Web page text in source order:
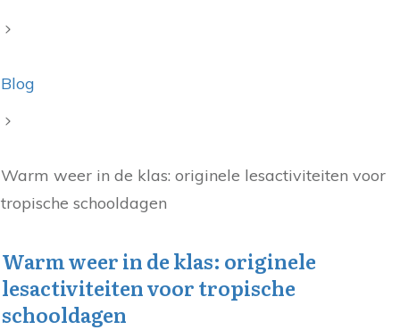
Blog
Warm weer in de klas: originele lesactiviteiten voor
tropische schooldagen
Warm weer in de klas: originele
lesactiviteiten voor tropische
schooldagen